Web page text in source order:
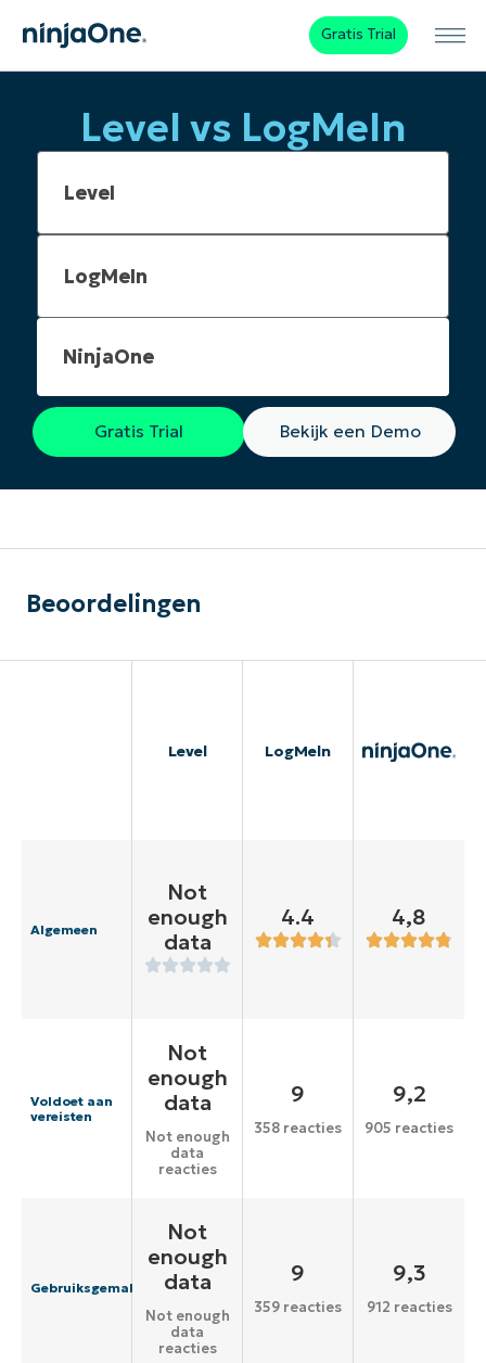
Gratis Trial
Level vs LogMeIn
NinjaOne
Gratis Trial Bekijk een Demo
Beoordelingen
Level LogMeln
Algemeen
Not
enough
data
4.4 4,8
Voldoet aan
vereisten
Not
enough
data
Not enough
data
reacties
9
358 reacties
9,2
905 reacties
Gebruiksgemak
Not
enough
data
Not enough
data
reacties
9
359 reacties
9,3
912 reacties